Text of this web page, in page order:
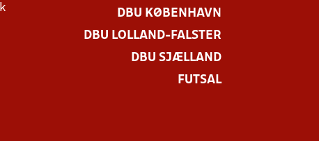
DBU KØBENHAVN
DBU LOLLAND-FALSTER
DBU SJÆLLAND
FUTSAL